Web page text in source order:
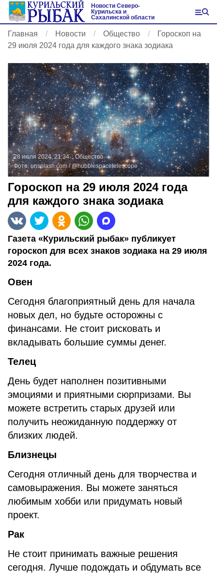
Новости Северо-
Курильска и
Сахалинской области
Главная Новости Общество
Гороскоп на
29 июля 2024 года для каждого знака зодиака
28 июля 2024, 21:34
Общество
Фото: unsplash.com / @hubblespacetelescope
Гороскоп на 29 июля 2024 года
для каждого знака зодиака
Газета «Курильский рыбак» публикует
гороскоп для всех знаков зодиака на 29 июля
2024 года.
Овен
Сегодня благоприятный день для начала
новых дел, но будьте осторожны с
финансами. Не стоит рисковать и
вкладывать большие суммы денег.
Телец
День будет наполнен позитивными
эмоциями и приятными сюрпризами. Вы
можете встретить старых друзей или
получить неожиданную поддержку от
близких людей.
Близнецы
Сегодня отличный день для творчества и
самовыражения. Вы можете заняться
любимым хобби или придумать новый
проект.
Рак
Не стоит принимать важные решения
сегодня. Лучше подождать и обдумать все